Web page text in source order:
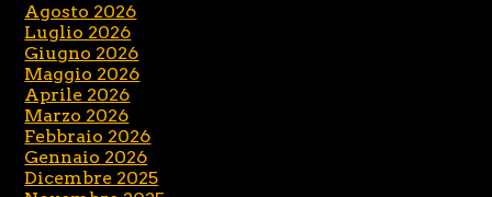
Agosto 2026
Luglio 2026
Giugno 2026
Maggio 2026
Aprile 2026
Marzo 2026
Febbraio 2026
Gennaio 2026
Dicembre 2025